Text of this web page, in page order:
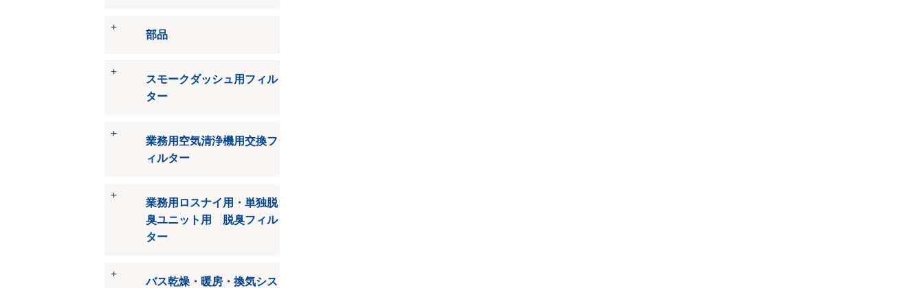
部品
スモークダッシュ用フィル
ター
業務用空気清浄機用交換フ
ィルター
業務用ロスナイ用・単独脱
臭ユニット用 脱臭フィル
ター
バス乾燥・暖房・換気シス